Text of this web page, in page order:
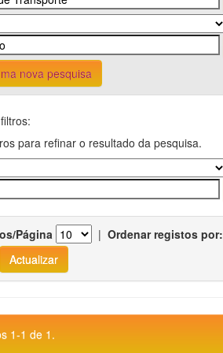
nova pesquisa
para refinar o resultado da pesquisa.
Página | Ordenar registos por:
1-1 de 1.